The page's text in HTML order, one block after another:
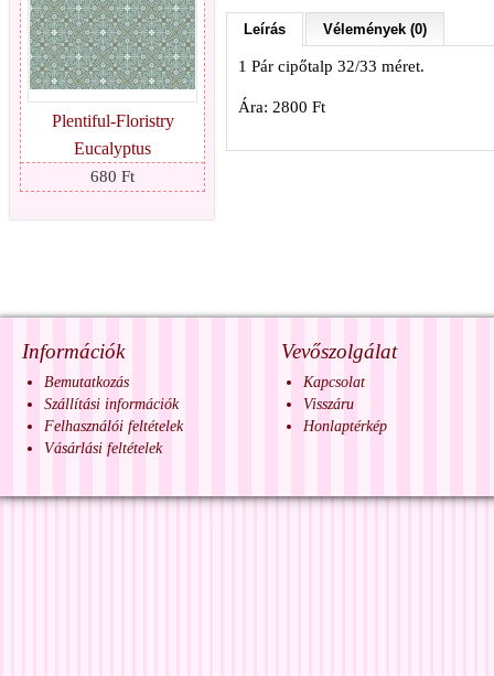
Plentiful-Floristry
Eucalyptus
680 Ft
Leírás Vélemények (0)
1 Pár cipőtalp 32/33 méret.
Ára: 2800 Ft
Információk
Bemutatkozás
Szállítási információk
Felhasználói feltételek
Vásárlási feltételek
Vevőszolgálat
Kapcsolat
Visszáru
Honlaptérkép